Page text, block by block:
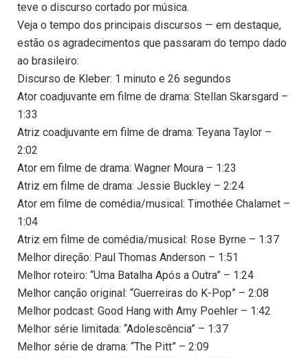
teve o discurso cortado por música.
Veja o tempo dos principais discursos — em destaque,
estão os agradecimentos que passaram do tempo dado
ao brasileiro:
Discurso de Kleber: 1 minuto e 26 segundos
Ator coadjuvante em filme de drama: Stellan Skarsgard –
1:33
Atriz coadjuvante em filme de drama: Teyana Taylor –
2:02
Ator em filme de drama: Wagner Moura – 1:23
Atriz em filme de drama: Jessie Buckley – 2:24
Ator em filme de comédia/musical: Timothée Chalamet –
1:04
Atriz em filme de comédia/musical: Rose Byrne – 1:37
Melhor direção: Paul Thomas Anderson – 1:51
Melhor roteiro: “Uma Batalha Após a Outra” – 1:24
Melhor canção original: “Guerreiras do K-Pop” – 2:08
Melhor podcast: Good Hang with Amy Poehler – 1:42
Melhor série limitada: “Adolescência” – 1:37
Melhor série de drama: “The Pitt” – 2:09